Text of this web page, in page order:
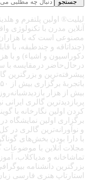
جستجو
لیلیت® اولین پلتفرم و
آنلاین مدرن با
مصنوعی است که با
(چنداتاقه و چندطبقه، با
دکوراسیون و اشیاء) و با
درحال‌حاضر درمقایسه با
پیشرفته‌ترین و بزرگترین
بیش از هزار
پربازدیدترین گالری
کردن اولین نگارخانه با
برگزاری اولین نمایشگاه
و نوآورانه‌ترین گالری در
با دارا بودن بخش‌های
مجلات آنلاین با موضوعات
تماشاخانه و مدیاکلاب،
بزرگترین دانشنامه
استارتاپ هنری فارسی